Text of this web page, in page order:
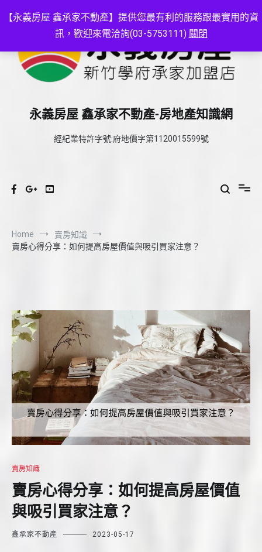
【永義房屋 鑫承家不動產】提供您最有利的服務跟最實用的資
訊，歡迎來電洽詢(03-5753111) 關閉
永義房屋 鑫承家不動產-房地產知識網
經紀業特許字號:府地價字第1120015599號
Home
賣房知識
賣房心得分享：如何提高房屋價值與吸引買家注意？
賣房知識
賣房心得分享：如何提高房屋價值
與吸引買家注意？
鑫承家不動產 2023-05-17